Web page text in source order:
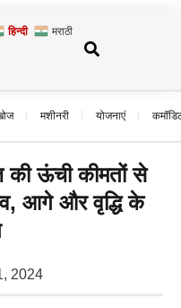
हिन्दी मराठी
मशीनरी योजनाएं
की ऊंची कीमतों से
आगे और वृद्धि के
2024